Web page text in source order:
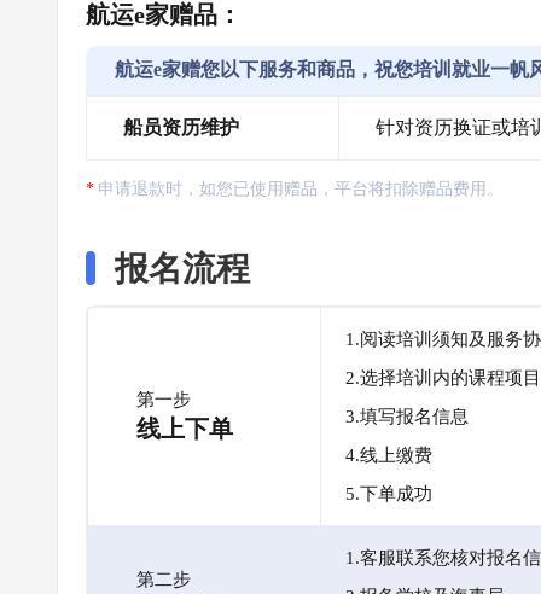
航运e家赠品：
航运e家赠您以下服务和商品，祝您培训就业一帆
船员资历维护 针对资历换证或培
申请退款时，如您已使用赠品，平台将扣除赠品费用。
报名流程
第一步
线上下单
1.阅读培训须知及服务
2.选择培训内的课程项目
3.填写报名信息
4.线上缴费
5.下单成功
第二步
1.客服联系您核对报名